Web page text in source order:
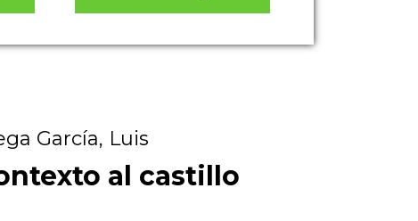
García, Luis
al castillo